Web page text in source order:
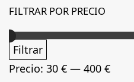
FILTRAR POR PRECIO
Precio
mínimo
Precio
máximo
Filtrar
Precio: 30 € — 400 €